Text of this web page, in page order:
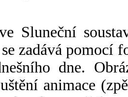
Sluneční
zadává pomocí
dne.
animace